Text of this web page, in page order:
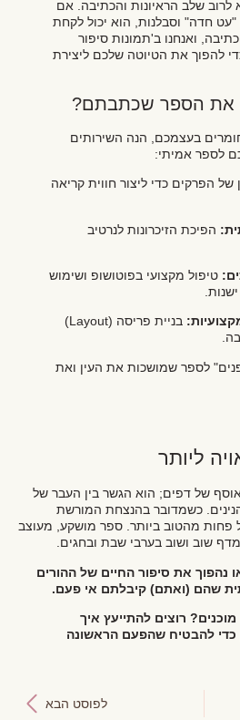
שלב הראיונות והכתיבה. אם
חדה" וסבלנות, הוא יכול לקחת
ואנחנו ב'תמונות סיפור
להפוך את הטיוטה שלכם ליצירת
את הספר שכתבתם?
בעצמכם, הנה השירותים
לספר אמיתי:
של הפרקים כדי ליצור חווית קריאה
הפיכת הזיכרונות לנרטיב
טיפול מקצועי בפוטושופ ושימוש
בניית פריסה (Layout)
לספר שמושכות את העין ואת
ליותר
של דפים; הוא הגשר בין העבר של
כשמדובר בהנצחת המורשת
מהטוב ביותר. ספר מושקע, מעוצב
שוב ושוב בערבי שבת ובחגים.
נהפוך את סיפור החיים של ההורים
שהם (ואתם) קיבלתם אי פעם.
רוצים להתייעץ איך
כדי להבטיח שהפעם הראשונה
לפוסט הבא